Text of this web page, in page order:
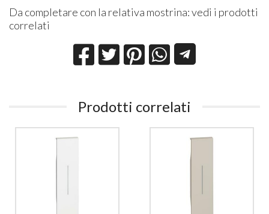
Da completare con la relativa mostrina: vedi i prodotti
correlati
Prodotti correlati